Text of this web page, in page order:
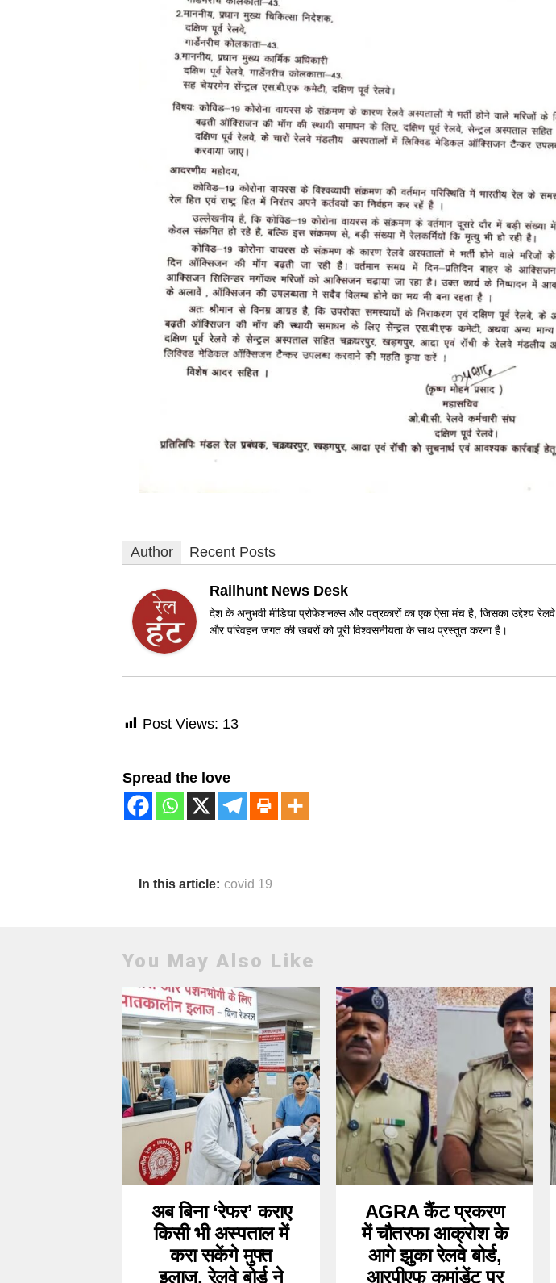
Author Recent Posts
Railhunt News Desk
देश के अनुभवी मीडिया प्रोफेशनल्स और पत्रकारों का एक ऐसा मंच है, जिसका उद्देश्य रेलवे
और परिवहन जगत की खबरों को पूरी विश्वसनीयता के साथ प्रस्तुत करना है।
Post Views: 13
Spread the love
In this article: covid 19
You May Also Like
अब बिना ‘रेफर’ कराए
किसी भी अस्पताल में
करा सकेंगे मुफ्त
इलाज, रेलवे बोर्ड ने
AGRA कैंट प्रकरण
में चौतरफा आक्रोश के
आगे झुका रेलवे बोर्ड,
आरपीएफ कमांडेंट पर